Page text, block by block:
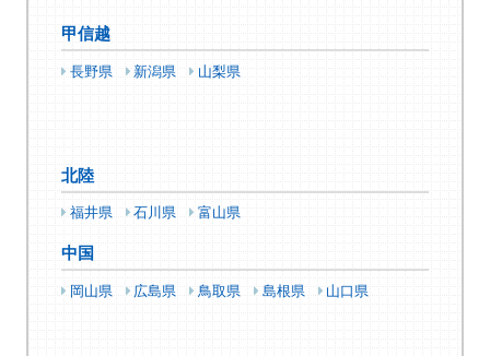
甲信越
長野県 新潟県 山梨県
北陸
福井県 石川県 富山県
中国
岡山県 広島県 鳥取県 島根県 山口県